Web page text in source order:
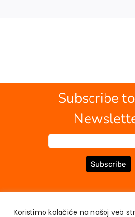
Koristimo kolačiće na našoj veb
Subscribe
Subscribe
USER PRIVACY